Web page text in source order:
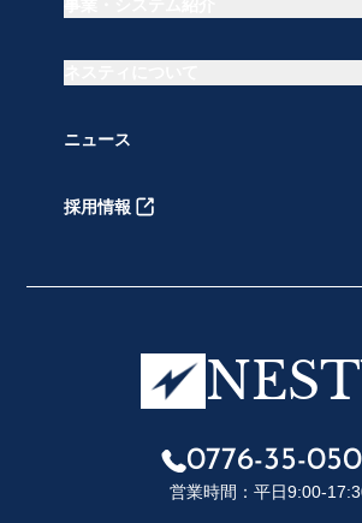
0776-35-
営業時間：平日9:00-
事業・システム紹介トップ
PeGasus｜ASP型会員管理システ
Gスペース｜行政業務DXソリュー
ネスティについてトップ
ネスティの想い
ニュース
採用情報